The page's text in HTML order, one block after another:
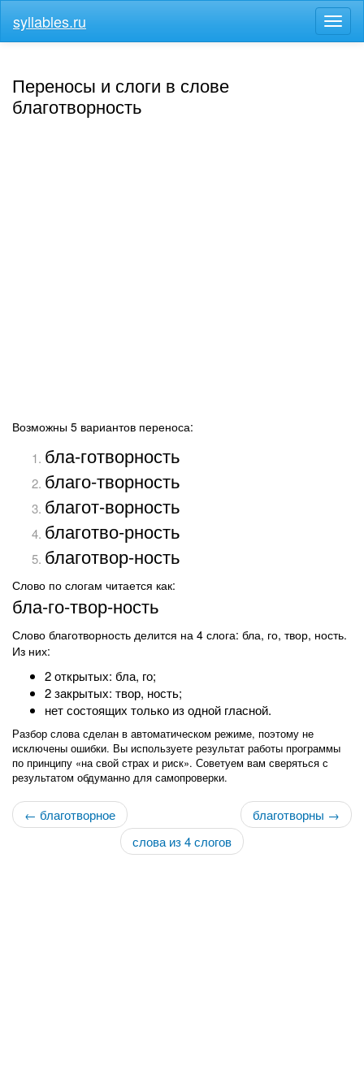
меню
syllables.ru
Переносы и слоги в слове
благотворность
Возможны 5 вариантов переноса:
бла-готворность
благо-творность
благот-ворность
благотво-рность
благотвор-ность
Слово по слогам читается как:
бла-го-твор-ность
Слово благотворность делится на 4 слога: бла, го, твор, ность.
Из них:
2 открытых: бла, го;
2 закрытых: твор, ность;
нет состоящих только из одной гласной.
Разбор слова сделан в автоматическом режиме, поэтому не
исключены ошибки. Вы используете результат работы программы
по принципу «на свой страх и риск». Советуем вам сверяться с
результатом обдуманно для самопроверки.
← благотворное
благотворны →
слова из 4 слогов